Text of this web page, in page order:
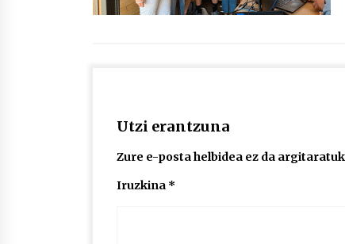
Utzi erantzuna
Zure e-posta helbidea ez da
Iruzkina *